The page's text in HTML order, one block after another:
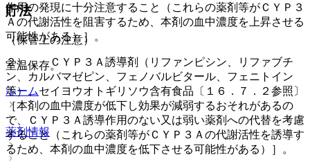
貯法
（保管上の注意）
室温保存。
ホーム
薬剤情報
作用の発現に十分注意すること（これらの薬剤等がＣＹＰ３
Ａの代謝活性を阻害するため、本剤の血中濃度を上昇させる
可能性がある）］。
２）． ＣＹＰ３Ａ誘導剤（リファンピシン、リファブチ
ン、カルバマゼピン、フェノバルビタール、フェニトイン
等）、セイヨウオトギリソウ含有食品〔１６．７．２参照〕
［本剤の血中濃度が低下し効果が減弱するおそれがあるの
で、ＣＹＰ３Ａ誘導作用のない又は弱い薬剤への代替を考慮
すること（これらの薬剤等がＣＹＰ３Ａの代謝活性を誘導す
るため、本剤の血中濃度を低下させる可能性がある）］。